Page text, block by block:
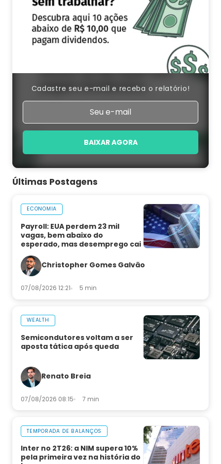
Cadastre seu e-mail e receba o relatório!
BAIXAR AGORA
Últimas Postagens
ECONOMIA
Payroll: EUA perdem 23 mil
vagas, bem abaixo do
esperado, mas desemprego cai
Christopher Gomes Galvão
07/08/2026 12:21 5 min
WEALTH
Semicondutores voltam a ser
aposta tática após queda
Renato Breia
07/08/2026 08:15 7 min
TEMPORADA DE BALANÇOS
Inter no 2T26: a NIM supera 10%
pela primeira vez na história do